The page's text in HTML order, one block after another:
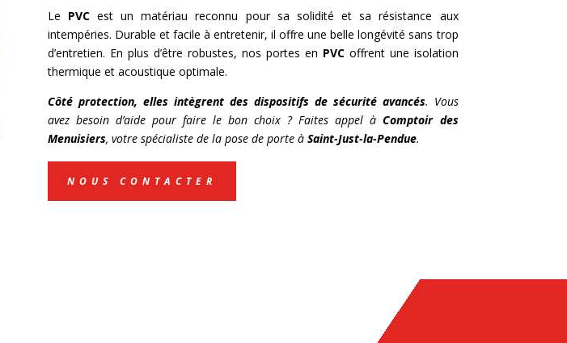
Le PVCest un matériau reconnu pour sa solidité et sa résistance aux
intempéries. Durable et facile à entretenir, il offre une belle longévité sans trop
d’entretien. En plus d’être robustes, nos portes en PVCoffrent une isolation
thermique et acoustique optimale.
Côté protection, elles intègrent des dispositifs de sécurité avancés. Vous
avez besoin d’aide pour faire le bon choix ? Faites appel àComptoir des
Menuisiers, votre spécialiste de la pose de porte à Saint-Just-la-Pendue.
NOUS CONTACTER